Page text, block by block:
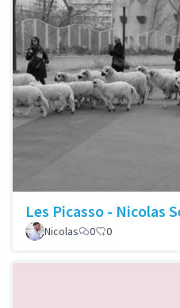
Les Picasso - Nicolas
Nicolas
0 0